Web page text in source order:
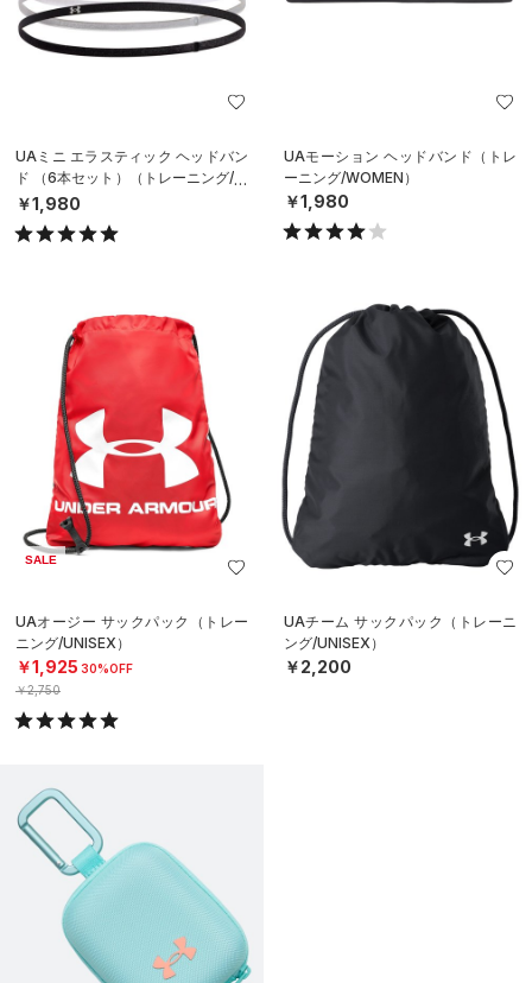
UAミニ エラスティック ヘッドバン
ド （6本セット）（トレーニング/W
OMEN）
￥1,980
UAモーション ヘッドバンド（トレ
ーニング/WOMEN）
￥1,980
SALE
UAオージー サックパック（トレー
ニング/UNISEX）
￥1,925 30%OFF
￥2,750
UAチーム サックパック（トレーニ
ング/UNISEX）
￥2,200